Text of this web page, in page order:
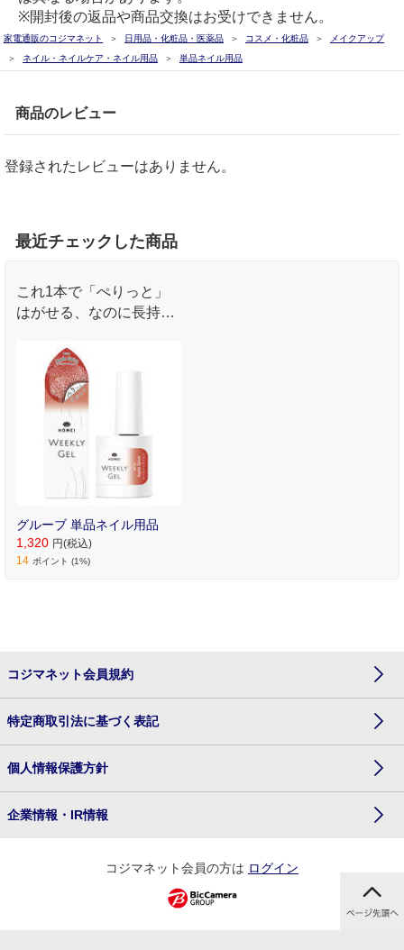
※開封後の返品や商品交換はお受けできません。
家電通販のコジマネット 日用品・化粧品・医薬品 コスメ・化粧品
メイクアップ
ネイル・ネイルケア・ネイル用品
単品ネイル用品
商品のレビュー
登録されたレビューはありません。
最近チェックした商品
これ1本で「ぺりっと」
はがせる、なのに長持ち
グルーブ 単品ネイル用品
1,320 円(税込)
14 ポイント (1%)
コジマネット会員規約
特定商取引法に基づく表記
個人情報保護方針
企業情報・IR情報
コジマネット会員の方は ログイン